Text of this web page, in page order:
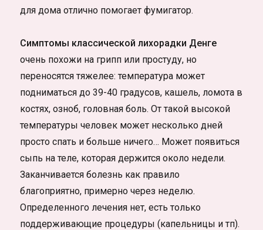
для дома отлично помогает фумигатор.
Симптомы классической лихорадки Денге
очень похожи на грипп или простуду, но
переносятся тяжелее: температура может
подниматься до 39-40 градусов, кашель, ломота в
костях, озноб, головная боль. От такой высокой
температуры человек может несколько дней
просто спать и больше ничего… Может появиться
сыпь на теле, которая держится около недели.
Заканчивается болезнь как правило
благоприятно, примерно через неделю.
Определенного лечения нет, есть только
поддерживающие процедуры (капельницы и тп).